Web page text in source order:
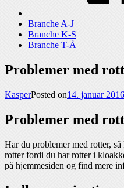
Branche A-J
Branche K-S
Branche T-Å
Problemer med
KasperPosted on14. januar 2016
Problemer med
Har du problemer med rotter,
rotter fordi du har rotter i
på hjemmesiden og find mere